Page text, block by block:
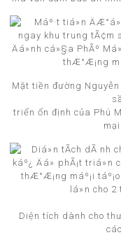
Mặt tiền đường
triển ổn định của Phú
Diện tích dành cho